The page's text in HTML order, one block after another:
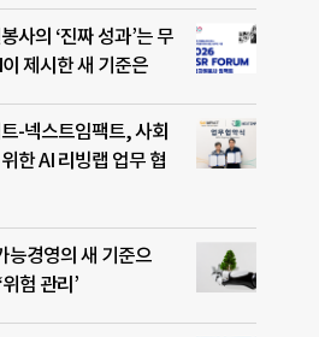
사의 ‘진짜 성과’는 무
제시한 새 기준은
-넥스트임팩트, 사회
한 AI 리빙랩 업무 협
능경영의 새 기준으
험 관리’